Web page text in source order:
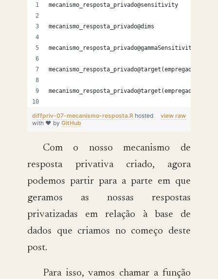
mecanismo_resposta_privado@sensitivity
mecanismo_resposta_privado@dims
mecanismo_resposta_privado@gammaSensitivity
view raw
diffpriv-07-mecanismo-resposta.R hosted
with ❤ byGitHub
Com o nosso mecanismo de
resposta privativa criado, agora
podemos partir para a parte em que
geramos as nossas respostas
privatizadas em relação à base de
dados que criamos no começo deste
post.
Para isso, vamos chamar a função